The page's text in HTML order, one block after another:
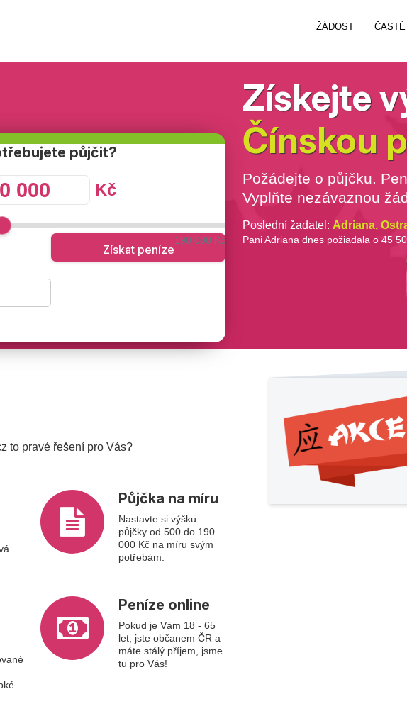
ŽÁDOST
půjčit?
Kč
190 000 Kč
Získat peníze
Získejte
Čínskou
Požádejte o půjčku.
Vyplňte nezávaznou
Poslední žadatel: Adriana,
Pani Adriana dnes požiadala o 45
to pravé řešení pro Vás?
Půjčka na míru
Nastavte si výšku
půjčky od 500 do 190
000 Kč na míru svým
potřebám.
Peníze online
Pokud je Vám 18 - 65
let, jste občanem ČR a
máte stálý příjem, jsme
tu pro Vás!